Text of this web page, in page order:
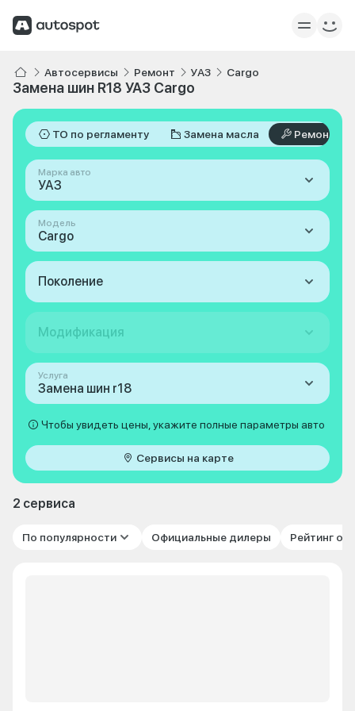
Автосервисы Ремонт УАЗ Cargo
Замена шин R18 УАЗ Cargo
ТО по регламенту Замена масла Ремонт
Марка авто
УАЗ
Модель
Cargo
Поколение
Модификация
Услуга
Замена шин r18
Чтобы увидеть цены, укажите полные параметры авто
Сервисы на карте
2 сервиса
По популярности Официальные дилеры Рейтинг